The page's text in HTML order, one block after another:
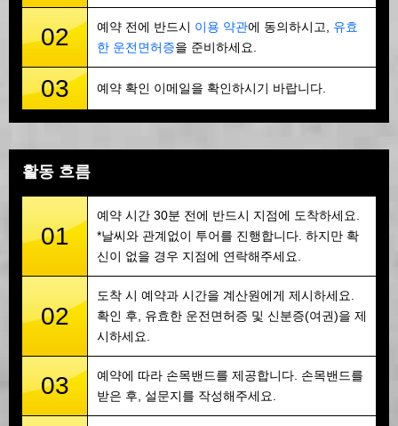
02 예약 전에 반드시 이용 약관에 동의하시고, 유효
한 운전면허증을 준비하세요.
03 예약 확인 이메일을 확인하시기 바랍니다.
활동 흐름
01
예약 시간 30분 전에 반드시 지점에 도착하세요.
*날씨와 관계없이 투어를 진행합니다. 하지만 확
신이 없을 경우 지점에 연락해주세요.
02
도착 시 예약과 시간을 계산원에게 제시하세요.
확인 후, 유효한 운전면허증 및 신분증(여권)을 제
시하세요.
03
예약에 따라 손목밴드를 제공합니다. 손목밴드를
받은 후, 설문지를 작성해주세요.